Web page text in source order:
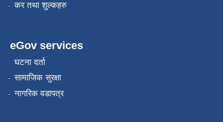
कर तथा शुल्कहरु
eGov services
घटना दर्ता
सामाजिक सुरक्षा
नागरिक वडापत्र